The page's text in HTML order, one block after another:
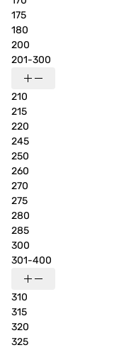
175
180
200
201-300
210
215
220
245
250
260
270
275
280
285
300
301-400
310
315
320
325